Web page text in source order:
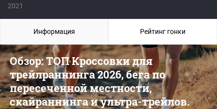
2021
Обзор: ТОП Кроссовки для
трейлраннинга 2026, бега по
пересеченной местности,
скайраннинга и ультра-трейлов.
Информация Рейтинг гонки